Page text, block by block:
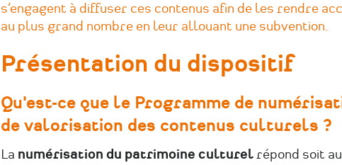
s’engagent à diffuser ces contenus afin de les rendre
au plus grand nombre en leur allouant une subvention.
Présentation du dispositif
Qu'est-ce que le Programme de
de valorisation des contenus culturels ?
La numérisation du patrimoine culturelrépond soit